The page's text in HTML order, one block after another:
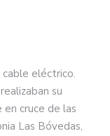
cable eléctrico.
su
cruce de las
Las Bóvedas,